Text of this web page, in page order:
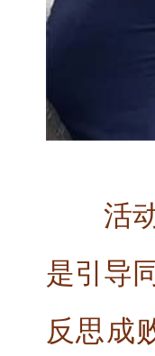
活
是引导
反思成